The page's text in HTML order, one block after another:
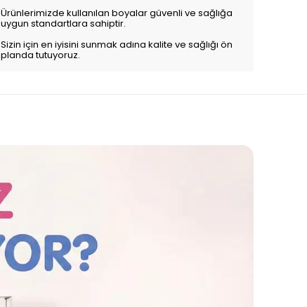
Ürünlerimizde kullanılan boyalar güvenli ve sağlığa
uygun standartlara sahiptir.
Sizin için en iyisini sunmak adına kalite ve sağlığı ön
planda tutuyoruz.